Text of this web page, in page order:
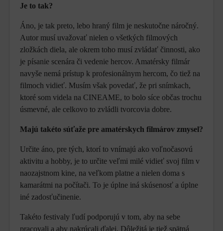
Je to tak?
Áno, je tak preto, lebo hraný film je neskutočne náročný.
Autor musí uvažovať nielen o všetkých filmových
zložkách diela, ale okrem toho musí zvládať činnosti, ako
je písanie scenára či vedenie hercov. Amatérsky filmár
navyše nemá prístup k profesionálnym hercom, čo tiež na
filmoch vidieť. Musím však povedať, že pri snímkach,
ktoré som videla na CINEAME, to bolo síce občas trochu
úsmevné, ale celkovo to zvládli tvorcovia dobre.
Majú takéto súťaže pre amatérskych filmárov zmysel?
Určite áno, pre tých, ktorí to vnímajú ako voľnočasovú
aktivitu a hobby, je to určite veľmi milé vidieť svoj film v
naozajstnom kine, na veľkom platne a nielen doma s
kamarátmi na počítači. To je úplne iná skúsenosť a úplne
iné zadosťučinenie.
Takéto festivaly ľudí podporujú v tom, aby na sebe
pracovali a aby nakrúcali ďalej. Dôležitá je tiež spätná